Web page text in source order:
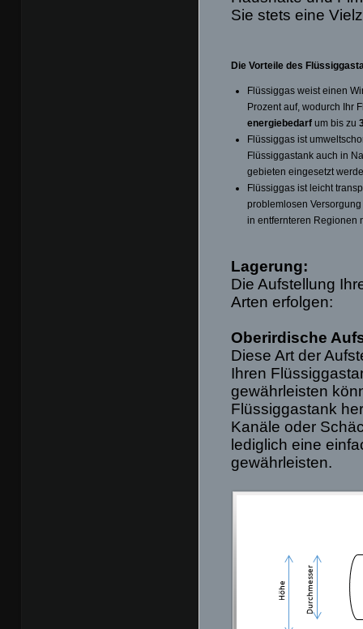
Sie stets eine
Die Vorteile des
Flüssiggas weist einen
Prozent auf, wodurch Ihr
energiebedarf um bis zu
Flüssiggas ist
Flüssiggastank auch in
gebieten eingesetzt
Flüssiggas ist leicht
problemlosen
in entfernteren Regionen
Lagerung:
Die Aufstellung
Arten erfolgen:
Oberirdische
Diese Art der
Ihren
gewährleisten
Flüssiggastank
Kanäle oder
lediglich eine
gewährleisten.